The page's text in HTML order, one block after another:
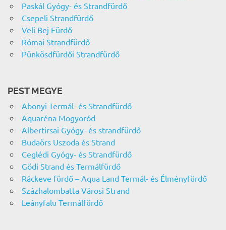
Paskál Gyógy- és Strandfürdő
Csepeli Strandfürdő
Veli Bej Fürdő
Római Strandfürdő
Pünkösdfürdői Strandfürdő
PEST MEGYE
Abonyi Termál- és Strandfürdő
Aquaréna Mogyoród
Albertirsai Gyógy- és strandfürdő
Budaörs Uszoda és Strand
Ceglédi Gyógy- és Strandfürdő
Gödi Strand és Termálfürdő
Ráckeve fürdő – Aqua Land Termál- és Élményfürdő
Százhalombatta Városi Strand
Leányfalu Termálfürdő